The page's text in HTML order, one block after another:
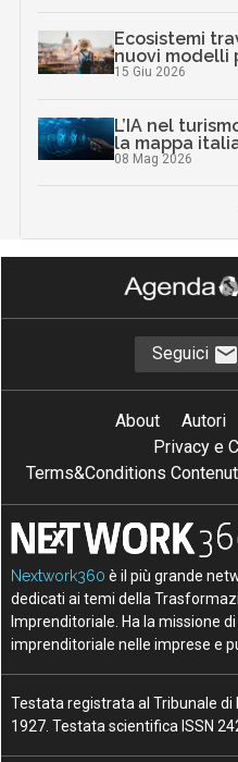
Ecosistemi
nuovi modelli
15 Giu 2026
L’IA nel
la mappa
08 Mag 2026
Seguici
About Autori
Privacy e
Terms&Conditions
Nextwork360 è il più grande
dedicati ai temi della
Imprenditoriale. Ha la missione
imprenditoriale nelle imprese e
Testata registrata al Tribunale
1927. Testata scientifica ISSN